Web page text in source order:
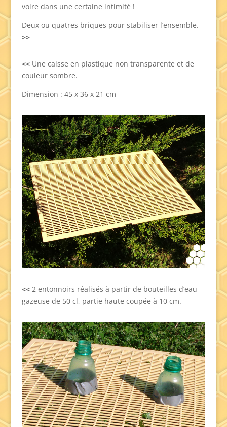
voire dans une certaine intimité !
Deux ou quatres briques pour stabiliser l’ensemble.
>>
<<Une caisse en plastique non transparente et de
couleur sombre.
Dimension : 45 x 36 x 21 cm
<<2 entonnoirs réalisés à partir de bouteilles d’eau
gazeuse de 50 cl, partie haute coupée à 10 cm.